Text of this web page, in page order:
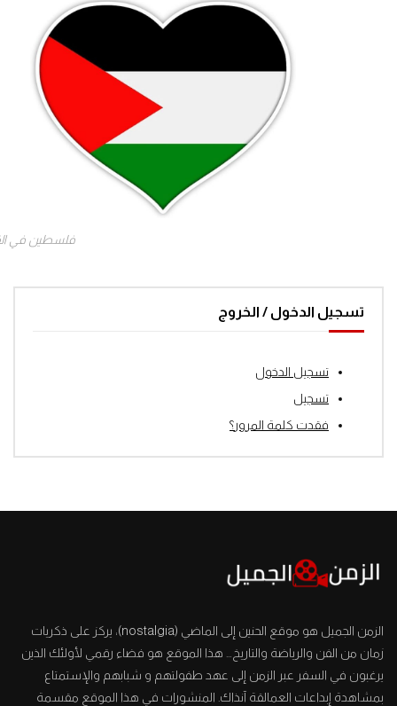
فلسطين في
تسجيل الدخول / الخروج
تسجيل الدخول
تسجيل
فقدت كلمة المرور؟
الزمن الجميل هو موقع الحنين إلى الماضي (nostalgia)، يركز على ذكريات
زمان من الفن والرياضة والتاريخ… هذا الموقع هو فضاء رقمي لأولئك الذين
يرغبون في السفر عبر الزمن إلى عهد طفولتهم و شبابهم والإستمتاع
بمشاهدة إبداعات العمالقة آنذاك. المنشورات في هذا الموقع مقسمة